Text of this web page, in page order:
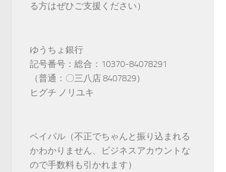
る方はぜひご支援ください）
ゆうちょ銀行
記号番号：総合：10370-84078291
（普通：〇三八店 8407829）
ヒグチ ノリユキ
ペイパル（不正でちゃんと振り込まれる
かわかりません、ビジネスアカウントな
ので手数料も引かれます）